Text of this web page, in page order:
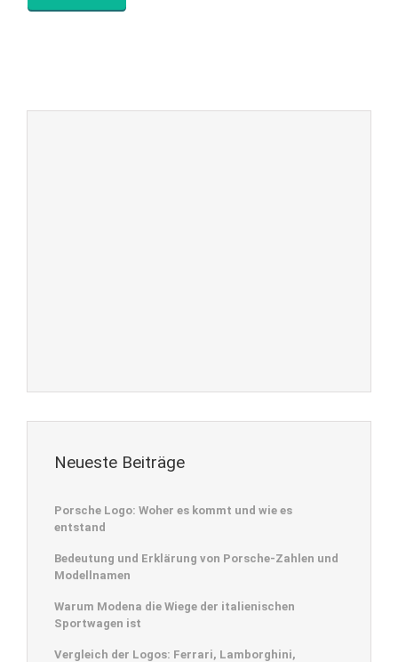
Neueste Beiträge
Porsche Logo: Woher es kommt und wie es
entstand
Bedeutung und Erklärung von Porsche-Zahlen und
Modellnamen
Warum Modena die Wiege der italienischen
Sportwagen ist
Vergleich der Logos: Ferrari, Lamborghini,